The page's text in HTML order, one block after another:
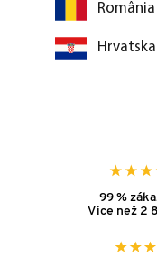
România
Hrvatska
99 %
Více než 2